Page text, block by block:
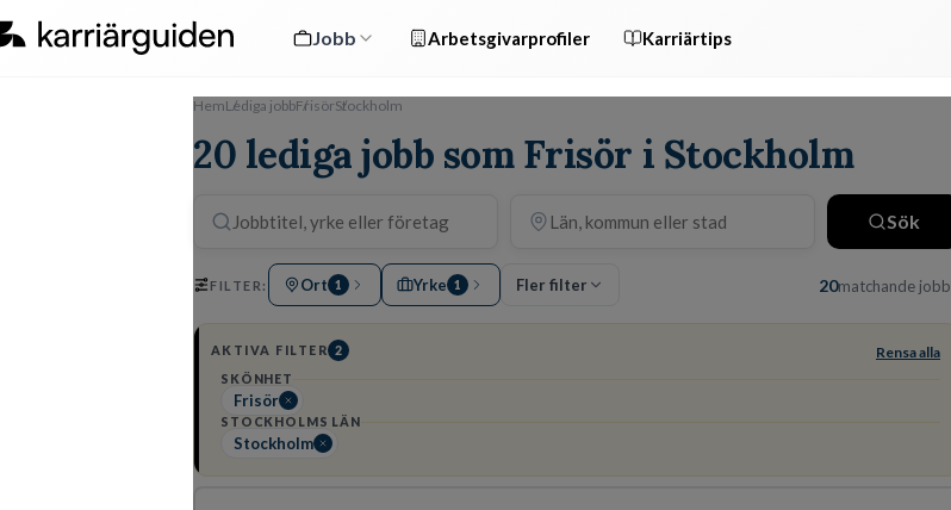
Jobb Arbetsgivarprofiler Karriärtips
HemLediga jobbFrisörStockholm
20 lediga jobb som Frisör i Stockholm
Sök
FILTER: Ort 1 Yrke 1 Fler filter 20matchande jobb
AKTIVA FILTER 2 Rensa alla
SKÖNHET
Frisör
STOCKHOLMS LÄN
Stockholm